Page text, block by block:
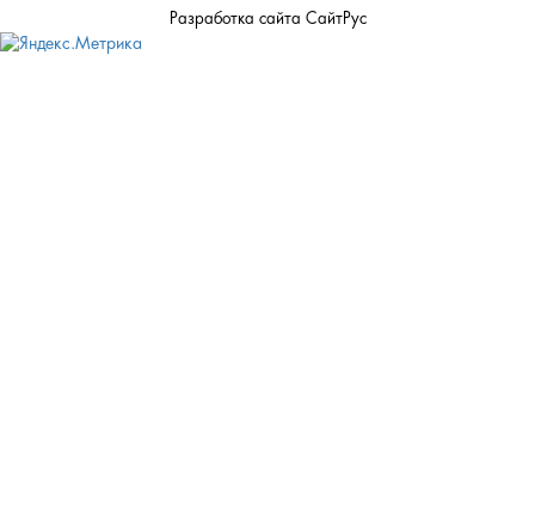
Разработка сайта СайтРус